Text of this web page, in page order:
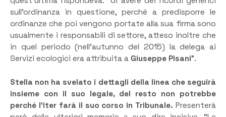
sull’ordinanza in questione, perché a predisporre le
ordinanze che poi vengono portate alla sua firma sono
usualmente i responsabili di settore, atteso inoltre che
in quel periodo (nell’autunno del 2015) la delega ai
Servizi ecologici era attribuita a Giuseppe Pisani”.
Stella non ha svelato i dettagli della linea che seguirà
insieme con il suo legale, del resto non potrebbe
perché l’iter farà il suo corso in Tribunale. Presenterà